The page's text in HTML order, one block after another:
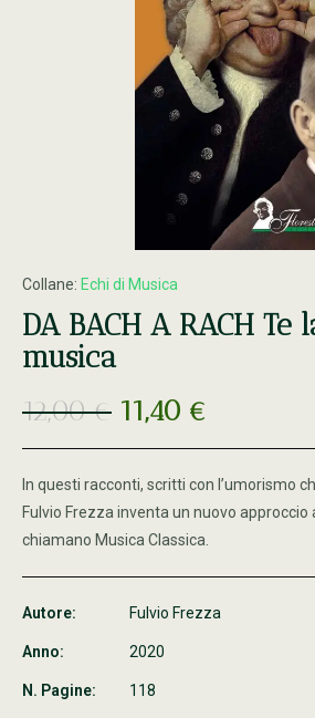
Collane: Echi di Musica
DA BACH A RACH Te
musica
12,00€ 11,40 €
In questi racconti, scritti con l’umorismo
Fulvio Frezza inventa un nuovo approccio
chiamano Musica Classica.
Autore:
Anno:
N. Pagine:
Fulvio Frezza
2020
118